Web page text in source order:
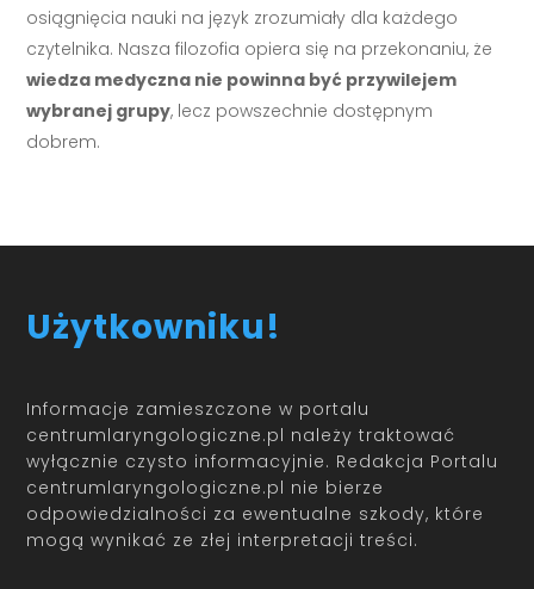
osiągnięcia nauki na język zrozumiały dla każdego
czytelnika. Nasza filozofia opiera się na przekonaniu, że
wiedza medyczna nie powinna być przywilejem
wybranej grupy, lecz powszechnie dostępnym
dobrem.
Użytkowniku!
Informacje zamieszczone w portalu
centrumlaryngologiczne.pl należy traktować
wyłącznie czysto informacyjnie. Redakcja Portalu
centrumlaryngologiczne.pl nie bierze
odpowiedzialności za ewentualne szkody, które
mogą wynikać ze złej interpretacji treści.